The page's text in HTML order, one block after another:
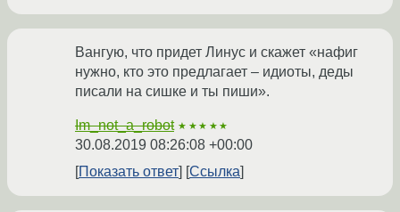
Вангую, что придет Линус и скажет «нафиг
нужно, кто это предлагает – идиоты, деды
писали на сишке и ты пиши».
Im_not_a_robot ★★★★★
30.08.2019 08:26:08 +00:00
Показать ответ
Ссылка